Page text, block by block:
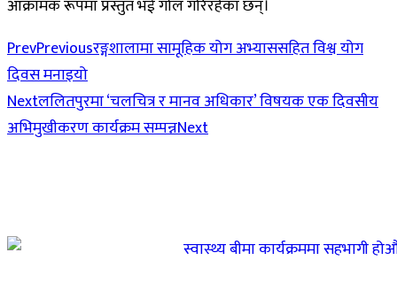
आक्रामक रूपमा प्रस्तुत भई गोल गरिरहेका छन्।
PrevPreviousरङ्गशालामा सामूहिक योग अभ्याससहित विश्व योग
दिवस मनाइयो
Nextललितपुरमा ‘चलचित्र र मानव अधिकार’ विषयक एक दिवसीय
अभिमुखीकरण कार्यक्रम सम्पन्नNext